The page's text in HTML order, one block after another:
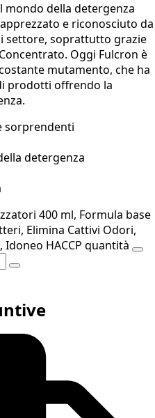
della detergenza
e riconosciuto da
settore, soprattutto grazie
Oggi Fulcron è
mutamento, che ha
prodotti offrendo la
sorprendenti
detergenza
400 ml, Formula base
Elimina Cattivi Odori,
HACCP quantità